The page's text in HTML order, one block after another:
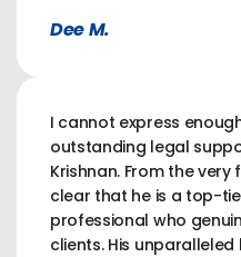
Dee M.
I cannot express
outstanding legal
Krishnan. From the
clear that he is a top-
professional who
clients. His